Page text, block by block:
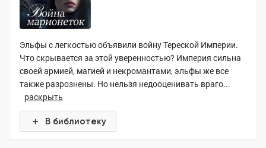
Эльфы с легкостью объявили войну Тереской Империи.
Что скрывается за этой уверенностью? Империя сильна
своей армией, магией и некромантами, эльфы же все
также разрознены. Но нельзя недооценивать враго...
раскрыть
В библиотеку